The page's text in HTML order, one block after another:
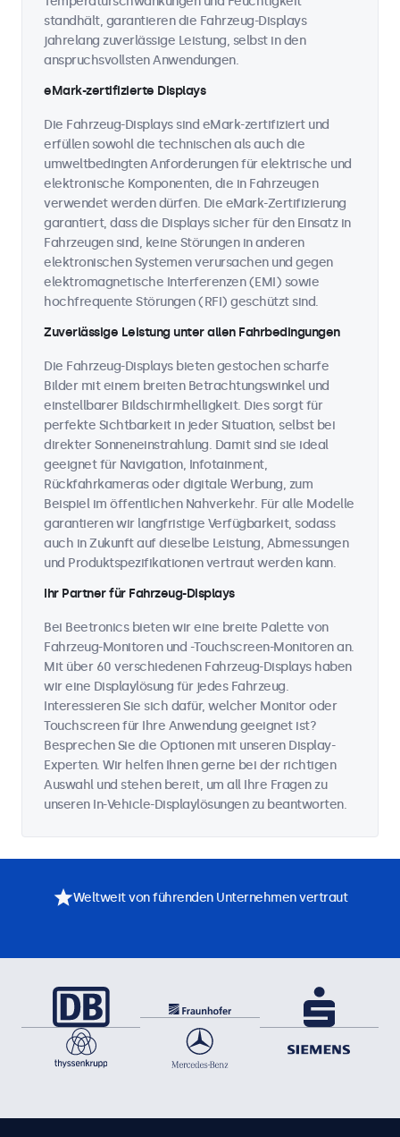
standhält, garantieren die Fahrzeug-Displays
jahrelang zuverlässige Leistung, selbst in den
anspruchsvollsten Anwendungen.
eMark-zertifizierte Displays
Die Fahrzeug-Displays sind eMark-zertifiziert und
erfüllen sowohl die technischen als auch die
umweltbedingten Anforderungen für elektrische und
elektronische Komponenten, die in Fahrzeugen
verwendet werden dürfen. Die eMark-Zertifizierung
garantiert, dass die Displays sicher für den Einsatz in
Fahrzeugen sind, keine Störungen in anderen
elektronischen Systemen verursachen und gegen
elektromagnetische Interferenzen (EMI) sowie
hochfrequente Störungen (RFI) geschützt sind.
Zuverlässige Leistung unter allen Fahrbedingungen
Die Fahrzeug-Displays bieten gestochen scharfe
Bilder mit einem breiten Betrachtungswinkel und
einstellbarer Bildschirmhelligkeit. Dies sorgt für
perfekte Sichtbarkeit in jeder Situation, selbst bei
direkter Sonneneinstrahlung. Damit sind sie ideal
geeignet für Navigation, Infotainment,
Rückfahrkameras oder digitale Werbung, zum
Beispiel im öffentlichen Nahverkehr. Für alle Modelle
garantieren wir langfristige Verfügbarkeit, sodass
auch in Zukunft auf dieselbe Leistung, Abmessungen
und Produktspezifikationen vertraut werden kann.
Ihr Partner für Fahrzeug-Displays
Bei Beetronics bieten wir eine breite Palette von
Fahrzeug-Monitoren und -Touchscreen-Monitoren an.
Mit über 60 verschiedenen Fahrzeug-Displays haben
wir eine Displaylösung für jedes Fahrzeug.
Interessieren Sie sich dafür, welcher Monitor oder
Touchscreen für Ihre Anwendung geeignet ist?
Besprechen Sie die Optionen mit unseren Display-
Experten. Wir helfen Ihnen gerne bei der richtigen
Auswahl und stehen bereit, um all Ihre Fragen zu
unseren In-Vehicle-Displaylösungen zu beantworten.
Weltweit von führenden Unternehmen vertraut